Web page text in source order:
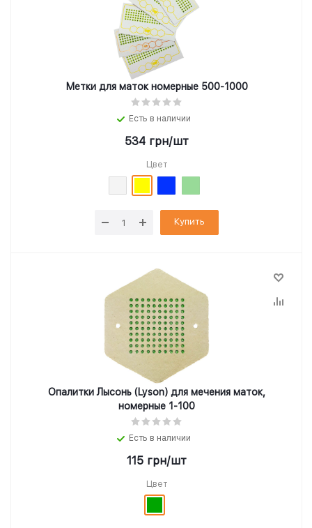
Метки для маток номерные 500-1000
Есть в наличии
534 грн/шт
Цвет
Купить
Опалитки Лысонь (Lyson) для мечения маток,
номерные 1-100
Есть в наличии
115 грн/шт
Цвет